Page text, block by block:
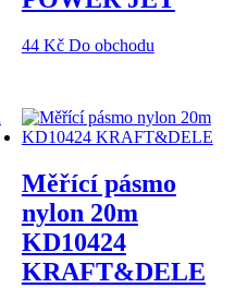
44 Kč Do obchodu
Měřící pásmo
nylon 20m
KD10424
KRAFT&DELE